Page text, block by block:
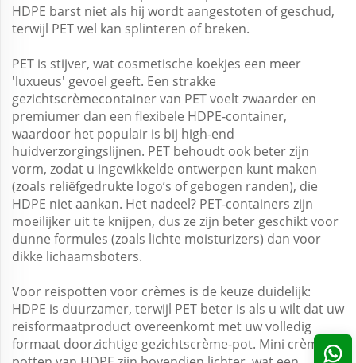
HDPE barst niet als hij wordt aangestoten of geschud,
terwijl PET wel kan splinteren of breken.
PET is stijver, wat cosmetische koekjes een meer
'luxueus' gevoel geeft. Een strakke
gezichtscrèmecontainer van PET voelt zwaarder en
premiumer dan een flexibele HDPE-container,
waardoor het populair is bij high-end
huidverzorgingslijnen. PET behoudt ook beter zijn
vorm, zodat u ingewikkelde ontwerpen kunt maken
(zoals reliëfgedrukte logo’s of gebogen randen), die
HDPE niet aankan. Het nadeel? PET-containers zijn
moeilijker uit te knijpen, dus ze zijn beter geschikt voor
dunne formules (zoals lichte moisturizers) dan voor
dikke lichaamsboters.
Voor reispotten voor crèmes is de keuze duidelijk:
HDPE is duurzamer, terwijl PET beter is als u wilt dat uw
reisformaatproduct overeenkomt met uw volledig
formaat doorzichtige gezichtscrème-pot. Mini crème-